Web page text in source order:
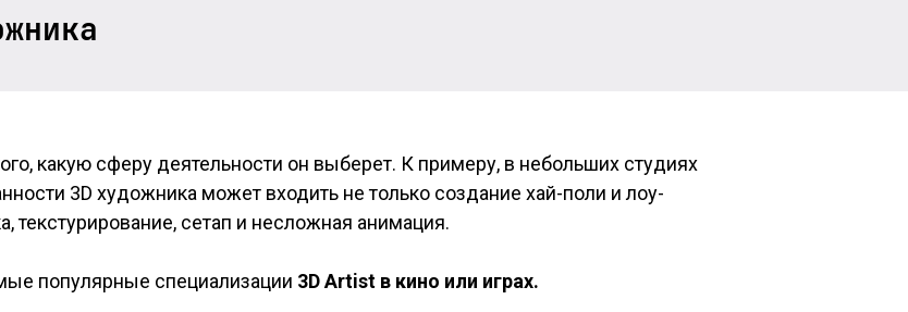
какую сферу деятельности он выберет. К примеру, в небольших студиях
3D художника может входить не только создание хай-поли и лоу-
текстурирование, сетап и несложная анимация.
популярные специализации 3D Artist в кино или играх.